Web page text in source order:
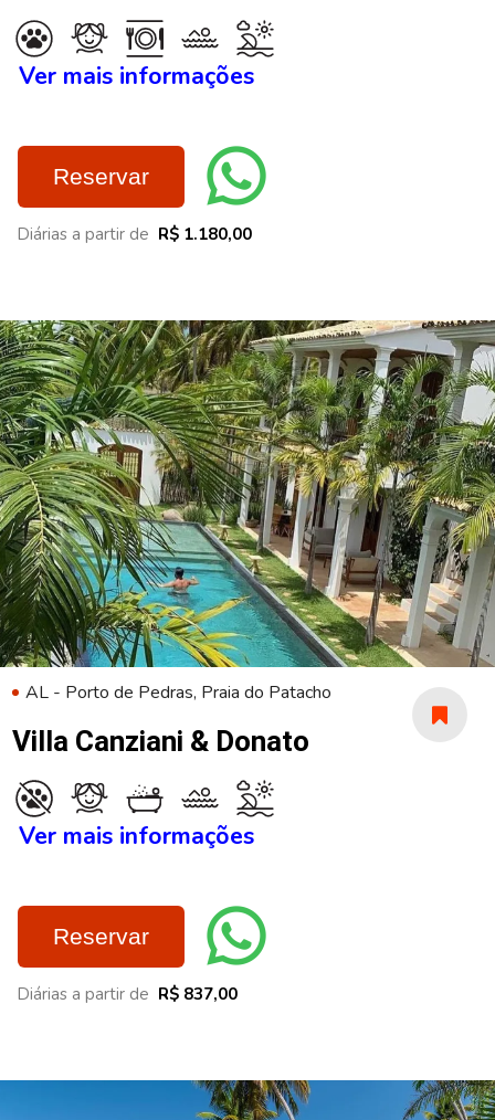
Ver mais informações
Reservar
Diárias a partir de R$ 1.180,00
AL - Porto de Pedras, Praia do Patacho
Villa Canziani & Donato
Ver mais informações
Reservar
Diárias a partir de R$ 837,00